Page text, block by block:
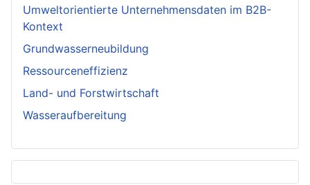
Umweltorientierte Unternehmensdaten im B2B-
Kontext
Grundwasserneubildung
Ressourceneffizienz
Land- und Forstwirtschaft
Wasseraufbereitung